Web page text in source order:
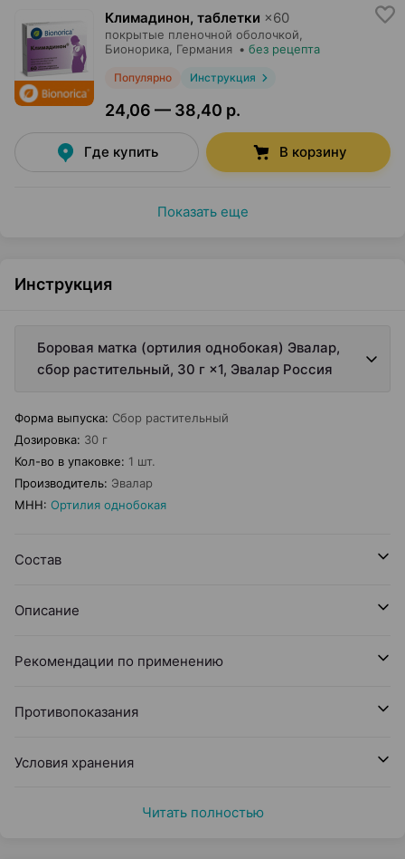
Климадинон, таблетки ×60
покрытые пленочной оболочкой,
Бионорика , Германия • без рецепта
Популярно Инструкция
24,06 — 38,40 р.
Где купить В корзину
Показать еще
Инструкция
Боровая матка (ортилия однобокая) Эвалар,
сбор растительный, 30 г ×1, Эвалар Россия
Форма выпуска: Сбор растительный
Дозировка: 30 г
Кол-во в упаковке: 1 шт.
Производитель: Эвалар
МНН: Ортилия однобокая
Состав
Описание
Рекомендации по применению
Противопоказания
Условия хранения
Читать полностью